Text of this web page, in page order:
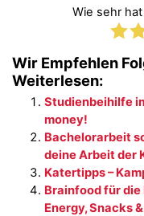
Wie sehr
Wir Empfehlen
Weiterlesen:
Studienbeihilfe
money!
Bachelorarbeit
deine Arbeit der
Katertipps –
Brainfood für
Energy, Snacks